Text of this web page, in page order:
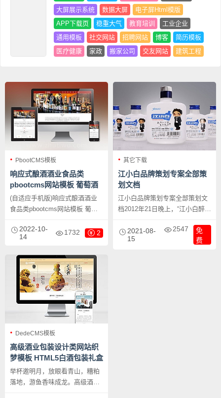
大屏展示系统
数据大屏
电子屏Html模版
APP下载页
稳重大气 教育培训
工业企业
通用模板
社交网站 招聘网站 博客
简历模板
医疗健康
家政 搬家公司 交友网站 建筑工程
PbootCMS模板
响应式酿酒酒业食品类
pbootcms网站模板 葡萄酒
黄酒类网站源码下载
(自适应手机版)响应式酿酒酒业
食品类pbootcms网站模板 葡萄
PbootCMS内核开发的网站模
板，该模板适用于酿酒酒业网
其他行业也可以做，只需要把文
字图片换成其他行业的即可；
2022-10-
14
1732 2
其它下载
江小白品牌策划专案全部策
划文档
江小白品牌策划专案全部策划文
档2012年21日晚上，“江小白醉后
70、80、90后集体嗨到新世界！
其中由100家餐馆组成的分会
2021-08-
15
2547
免
费
DedeCMS模板
高级酒业包装设计类网站织
梦模板 HTML5白酒包装礼盒
网站源码下载
举杯邀明月，放眼看青山，糟粕
落地，游鱼香味成龙。高级酒业